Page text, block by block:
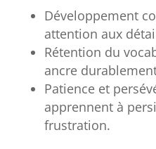
Développement
attention aux
Rétention du
ancre
Patience et
apprennent à
frustration.